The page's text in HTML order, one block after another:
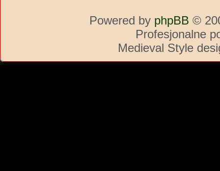
Powered by phpBB ©
Profesjonalne
Medieval Style